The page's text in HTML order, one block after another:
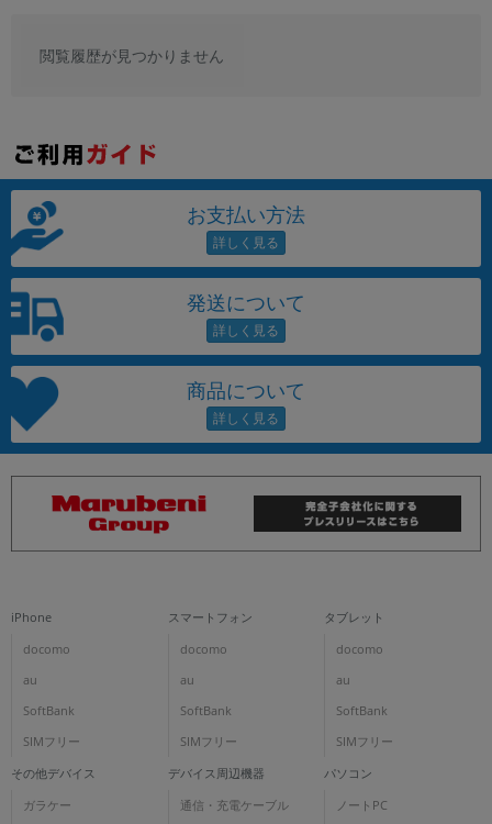
閲覧履歴が見つかりません
お支払い方法
発送について
商品について
iPhone
docomo
au
SoftBank
SIMフリー
スマートフォン
docomo
au
SoftBank
SIMフリー
タブレット
docomo
au
SoftBank
SIMフリー
その他デバイス
ガラケー
デバイス周辺機器
通信・充電ケーブル
パソコン
ノートPC